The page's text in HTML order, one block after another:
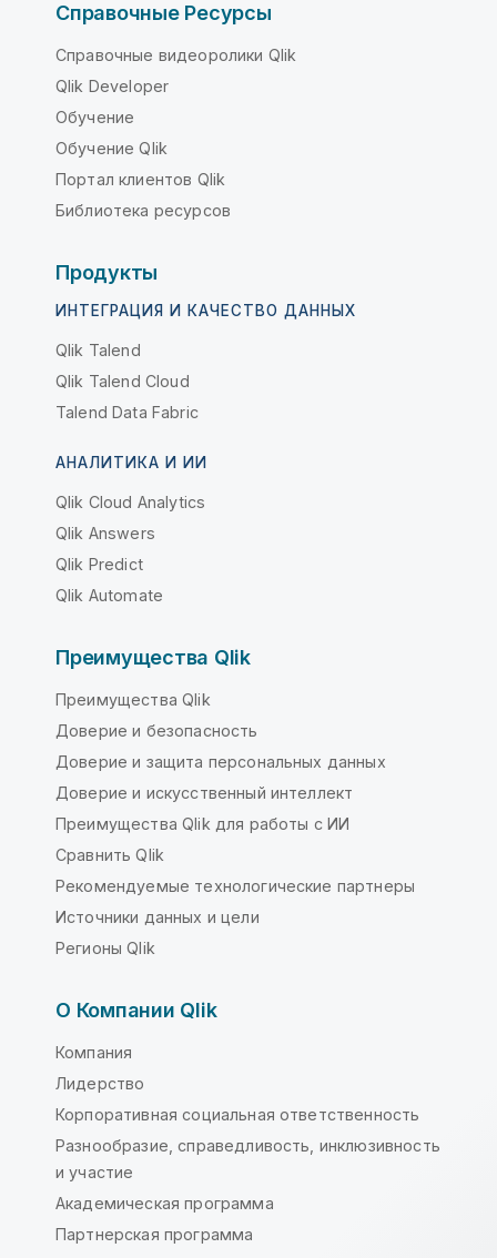
Справочные Ресурсы
Справочные видеоролики Qlik
Qlik Developer
Обучение
Обучение Qlik
Портал клиентов Qlik
Библиотека ресурсов
Продукты
ИНТЕГРАЦИЯ И КАЧЕСТВО ДАННЫХ
Qlik Talend
Qlik Talend Cloud
Talend Data Fabric
АНАЛИТИКА И ИИ
Qlik Cloud Analytics
Qlik Answers
Qlik Predict
Qlik Automate
Преимущества Qlik
Преимущества Qlik
Доверие и безопасность
Доверие и защита персональных данных
Доверие и искусственный интеллект
Преимущества Qlik для работы с ИИ
Сравнить Qlik
Рекомендуемые технологические партнеры
Источники данных и цели
Регионы Qlik
О Компании Qlik
Компания
Лидерство
Корпоративная социальная ответственность
Разнообразие, справедливость, инклюзивность
и участие
Академическая программа
Партнерская программа